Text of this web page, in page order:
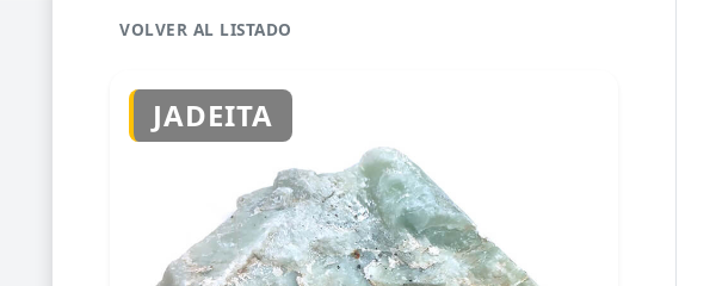
VOLVER AL LISTADO
JADEITA